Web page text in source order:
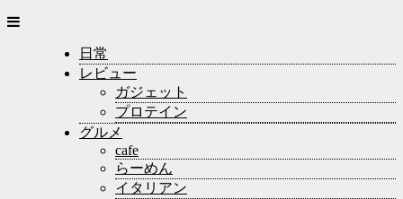
日常
レビュー
ガジェット
プロテイン
グルメ
cafe
らーめん
イタリアン